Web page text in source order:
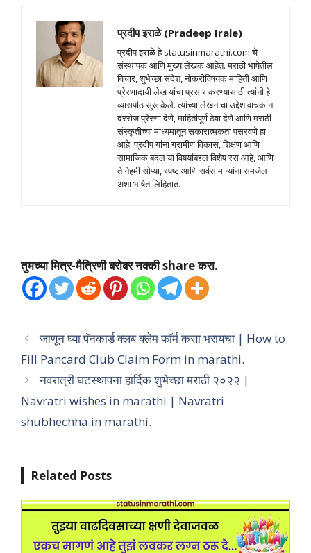
प्रदीप इराळे (Pradeep Irale)
प्रदीप इराळे हे statusinmarathi.com चे
संस्थापक आणि मुख्य लेखक आहेत. मराठी भाषेतील
विचार, शुभेच्छा संदेश, नोकरीविषयक माहिती आणि
प्रेरणादायी लेख यांचा प्रसार करण्यासाठी त्यांनी हे
व्यासपीठ सुरू केले. त्यांच्या लेखनाचा उद्देश वाचकांना
दररोज प्रेरणा देणे, माहितीपूर्ण ठेवा देणे आणि मराठी
संस्कृतीच्या माध्यमातून सकारात्मकता पसरवणे हा
आहे. प्रदीप यांना ग्रामीण विकास, शिक्षण आणि
सामाजिक बदल या विषयांबद्दल विशेष रस आहे, आणि
ते नेहमी सोप्या, स्पष्ट आणि सर्वसामान्यांना समजेल
अशा भाषेत लिहितात.
तुमच्या मित्र-मैत्रिणी बरोबर नक्की share करा.
जाणून घ्या पॅनकार्ड क्लब क्लेम फॉर्म कसा भरायचा | How to
Fill Pancard Club Claim Form in marathi.
नवरात्री घटस्थापना हार्दिक शुभेच्छा मराठी २०२२ |
Navratri wishes in marathi | Navratri
shubhechha in marathi.
Related Posts